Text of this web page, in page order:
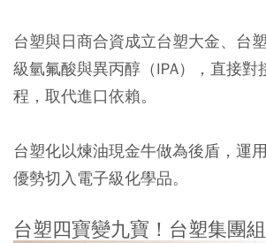
台塑與日商合資成立台塑大金、台
級氫氟酸與異丙醇（IPA），直接對
程，取代進口依賴。
台塑化以煉油現金牛做為後盾，運
優勢切入電子級化學品。
台塑四寶變九寶！台塑集團